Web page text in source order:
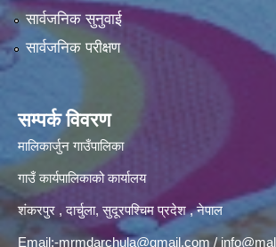
सार्वजनिक सुनुवाई
सार्वजनिक परीक्षण
सम्पर्क विवरण
मालिकार्जुन गाउँपालिका
गाउँ कार्यपालिकाको कार्यालय
शंकरपुर , दार्चुला, सुदूरपश्चिम प्रदेश , नेपाल
Email:-mrmdarchula@gmail.com /